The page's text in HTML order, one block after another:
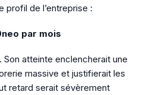
profil de l’entreprise :
par mois
Son atteinte enclencherait une
massive et justifierait les
retard serait sévèrement